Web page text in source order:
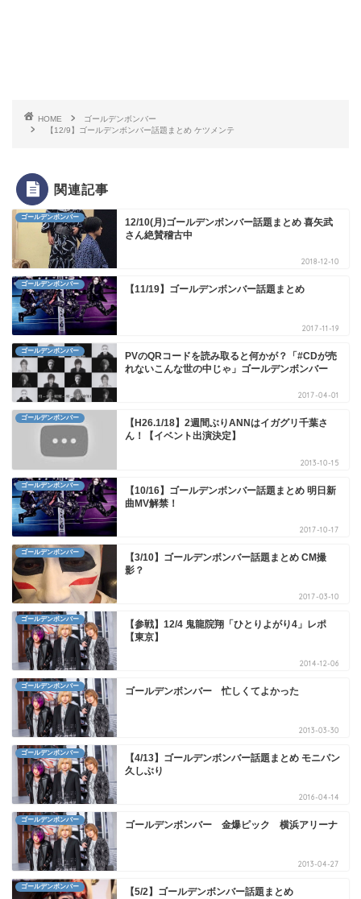
HOME
ゴールデンボンバー
【12/9】ゴールデンボンバー話題まとめ ケツメンテ
関連記事
ゴールデンボンバー
12/10(月)ゴールデンボンバー話題まとめ 喜矢武
さん絶賛稽古中
2018-12-10
ゴールデンボンバー 【11/19】ゴールデンボンバー話題まとめ
2017-11-19
ゴールデンボンバー
PVのQRコードを読み取ると何かが？「#CDが売
れないこんな世の中じゃ」ゴールデンボンバー
2017-04-01
ゴールデンボンバー
【H26.1/18】2週間ぶりANNはイガグリ千葉さ
ん！【イベント出演決定】
2013-10-15
ゴールデンボンバー
【10/16】ゴールデンボンバー話題まとめ 明日新
曲MV解禁！
2017-10-17
ゴールデンボンバー
【3/10】ゴールデンボンバー話題まとめ CM撮
影？
2017-03-10
ゴールデンボンバー
【参戦】12/4 鬼龍院翔「ひとりよがり4」レポ
【東京】
2014-12-06
ゴールデンボンバー ゴールデンボンバー 忙しくてよかった
2013-03-30
ゴールデンボンバー
【4/13】ゴールデンボンバー話題まとめ モニパン
久しぶり
2016-04-14
ゴールデンボンバー ゴールデンボンバー 金爆ピック 横浜アリーナ
2013-04-27
ゴールデンボンバー 【5/2】ゴールデンボンバー話題まとめ